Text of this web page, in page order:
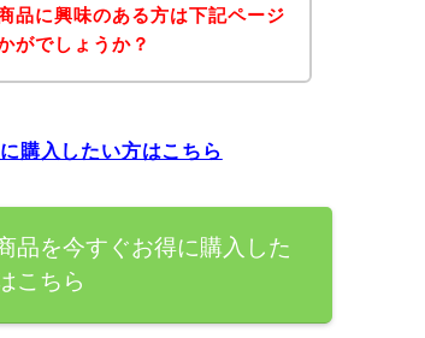
品に興味のある方は下記ページ
がでしょうか？
購入したい方はこちら
品を今すぐお得に購入した
こちら